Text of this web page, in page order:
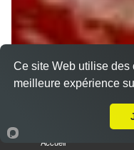
Accueil
Ce site Web utilise des
meilleure expérience